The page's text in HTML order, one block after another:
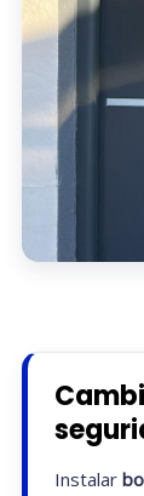
Instalar